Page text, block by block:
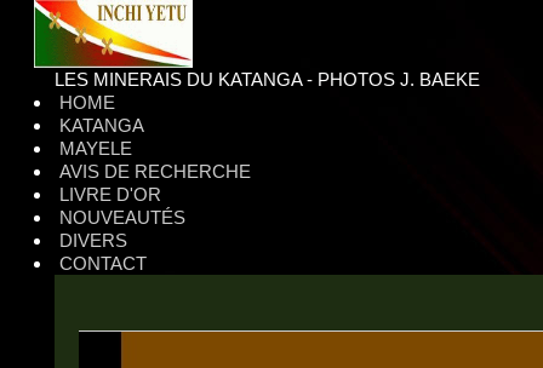
LES MINERAIS DU KATANGA - PHOTOS J. BAEKE
HOME
KATANGA
MAYELE
AVIS DE RECHERCHE
LIVRE D'OR
NOUVEAUTÉS
DIVERS
CONTACT